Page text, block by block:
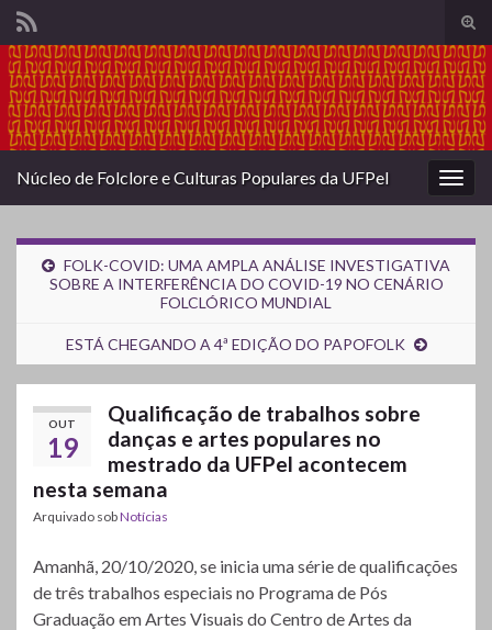
de
Search for:
Núcleo de Folclore e Culturas Populares da UFPel
FOLK-COVID: UMA AMPLA ANÁLISE INVESTIGATIVA
SOBRE A INTERFERÊNCIA DO COVID-19 NO CENÁRIO
FOLCLÓRICO MUNDIAL
ESTÁ CHEGANDO A 4ª EDIÇÃO DO PAPOFOLK
OUT
19
Qualificação de trabalhos sobre
danças e artes populares no
mestrado da UFPel acontecem
nesta semana
Arquivado sobNotícias
Amanhã, 20/10/2020, se inicia uma série de qualificações
de três trabalhos especiais no Programa de Pós
Graduação em Artes Visuais do Centro de Artes da